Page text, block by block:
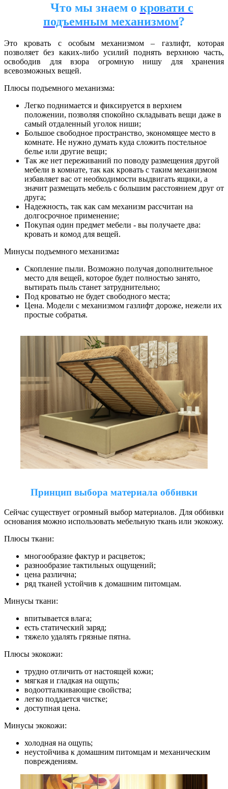
Что мы знаем о кровати с
подъемным механизмом?
Это кровать с особым механизмом – газлифт, которая
позволяет без каких-либо усилий поднять верхнюю часть,
освободив для взора огромную нишу для хранения
всевозможных вещей.
Плюсы подъемного механизма:
Легко поднимается и фиксируется в верхнем
положении, позволяя спокойно складывать вещи даже в
самый отдаленный уголок ниши;
Большое свободное пространство, экономящее место в
комнате. Не нужно думать куда сложить постельное
белье или другие вещи;
Так же нет переживаний по поводу размещения другой
мебели в комнате, так как кровать с таким механизмом
избавляет вас от необходимости выдвигать ящики, а
значит размещать мебель с большим расстоянием друг от
друга;
Надежность, так как сам механизм рассчитан на
долгосрочное применение;
Покупая один предмет мебели - вы получаете два:
кровать и комод для вещей.
Минусы подъемного механизма:
Скопление пыли. Возможно получая дополнительное
место для вещей, которое будет полностью занято,
вытирать пыль станет затруднительно;
Под кроватью не будет свободного места;
Цена. Модели с механизмом газлифт дороже, нежели их
простые собратья.
Принцип выбора материала оббивки
Сейчас существует огромный выбор материалов. Для оббивки
основания можно использовать мебельную ткань или экокожу.
Плюсы ткани:
многообразие фактур и расцветок;
разнообразие тактильных ощущений;
цена различна;
ряд тканей устойчив к домашним питомцам.
Минусы ткани:
впитывается влага;
есть статический заряд;
тяжело удалять грязные пятна.
Плюсы экокожи:
трудно отличить от настоящей кожи;
мягкая и гладкая на ощупь;
водоотталкивающие свойства;
легко поддается чистке;
доступная цена.
Минусы экокожи:
холодная на ощупь;
неустойчива к домашним питомцам и механическим
повреждениям.